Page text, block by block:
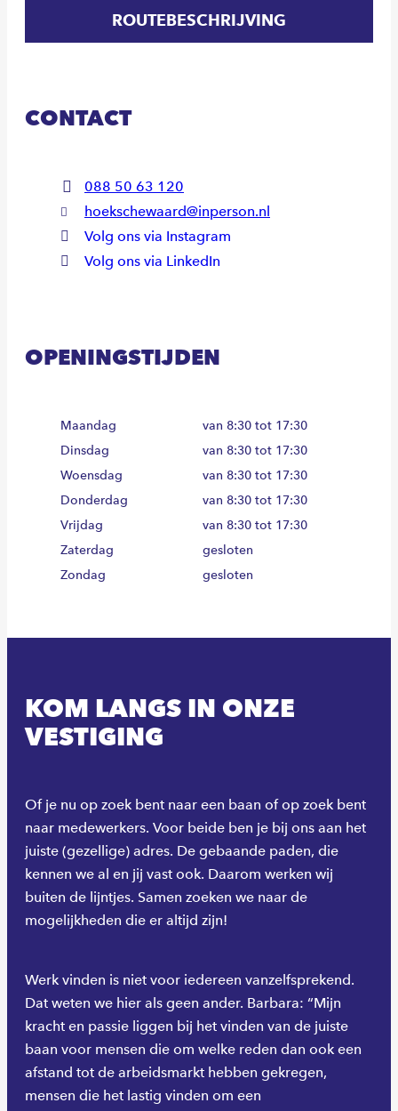
ROUTEBESCHRIJVING
CONTACT
088 50 63 120
hoekschewaard@inperson.nl
Volg ons via Instagram
Volg ons via LinkedIn
OPENINGSTIJDEN
Maandag
van 8:30 tot 17:30
Dinsdag
van 8:30 tot 17:30
Woensdag
van 8:30 tot 17:30
Donderdag
van 8:30 tot 17:30
Vrijdag
van 8:30 tot 17:30
Zaterdag
gesloten
Zondag
gesloten
KOM LANGS IN ONZE
VESTIGING
Of je nu op zoek bent naar een baan of op zoek bent
naar medewerkers. Voor beide ben je bij ons aan het
juiste (gezellige) adres. De gebaande paden, die
kennen we al en jij vast ook. Daarom werken wij
buiten de lijntjes. Samen zoeken we naar de
mogelijkheden die er altijd zijn!
Werk vinden is niet voor iedereen vanzelfsprekend.
Dat weten we hier als geen ander. Barbara: “Mijn
kracht en passie liggen bij het vinden van de juiste
baan voor mensen die om welke reden dan ook een
afstand tot de arbeidsmarkt hebben gekregen,
mensen die het lastig vinden om een